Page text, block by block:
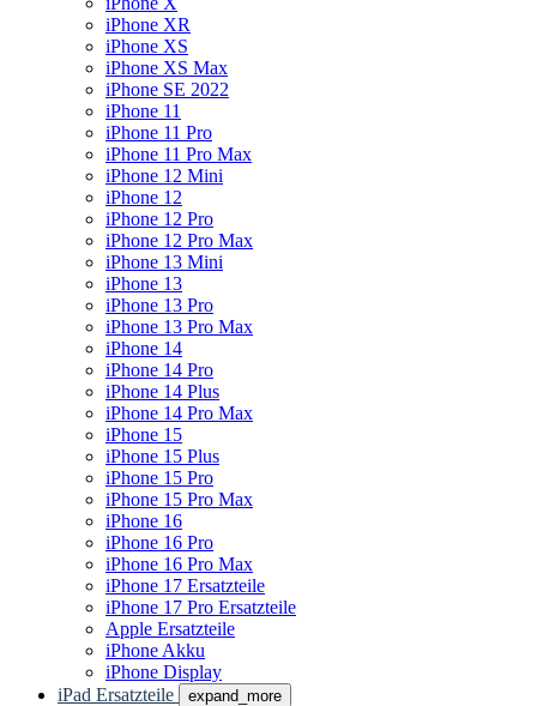
iPhone XR
iPhone XS
iPhone XS Max
iPhone SE 2022
iPhone 11
iPhone 11 Pro
iPhone 11 Pro Max
iPhone 12 Mini
iPhone 12
iPhone 12 Pro
iPhone 12 Pro Max
iPhone 13 Mini
iPhone 13
iPhone 13 Pro
iPhone 13 Pro Max
iPhone 14
iPhone 14 Pro
iPhone 14 Plus
iPhone 14 Pro Max
iPhone 15
iPhone 15 Plus
iPhone 15 Pro
iPhone 15 Pro Max
iPhone 16
iPhone 16 Pro
iPhone 16 Pro Max
iPhone 17 Ersatzteile
iPhone 17 Pro Ersatzteile
Apple Ersatzteile
iPhone Akku
iPhone Display
iPad Ersatzteile
expand_more